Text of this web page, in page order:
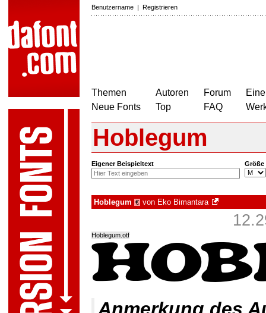
Benutzername | Registrieren
Themen
Neue Fonts
Autoren
Top
Forum
FAQ
Hoblegum
Eigener Beispieltext Größe
Hoblegum € von Eko Bimantara
Hoblegum.otf